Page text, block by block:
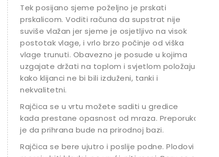
Tek posijano sjeme poželjno je prskati
prskalicom. Voditi računa da supstrat nije
suviše vlažan jer sjeme je osjetljivo na visok
postotak vlage, i vrlo brzo počinje od viška
vlage trunuti. Obavezno je posude u kojima
uzgajate držati na toplom i svjetlom položaju
kako klijanci ne bi bili izduženi, tanki i
nekvalitetni.
Rajčica se u vrtu možete saditi u gredice
kada prestane opasnost od mraza. Preporuka
je da prihrana bude na prirodnoj bazi.
Rajčica se bere ujutro i poslije podne. Plodovi